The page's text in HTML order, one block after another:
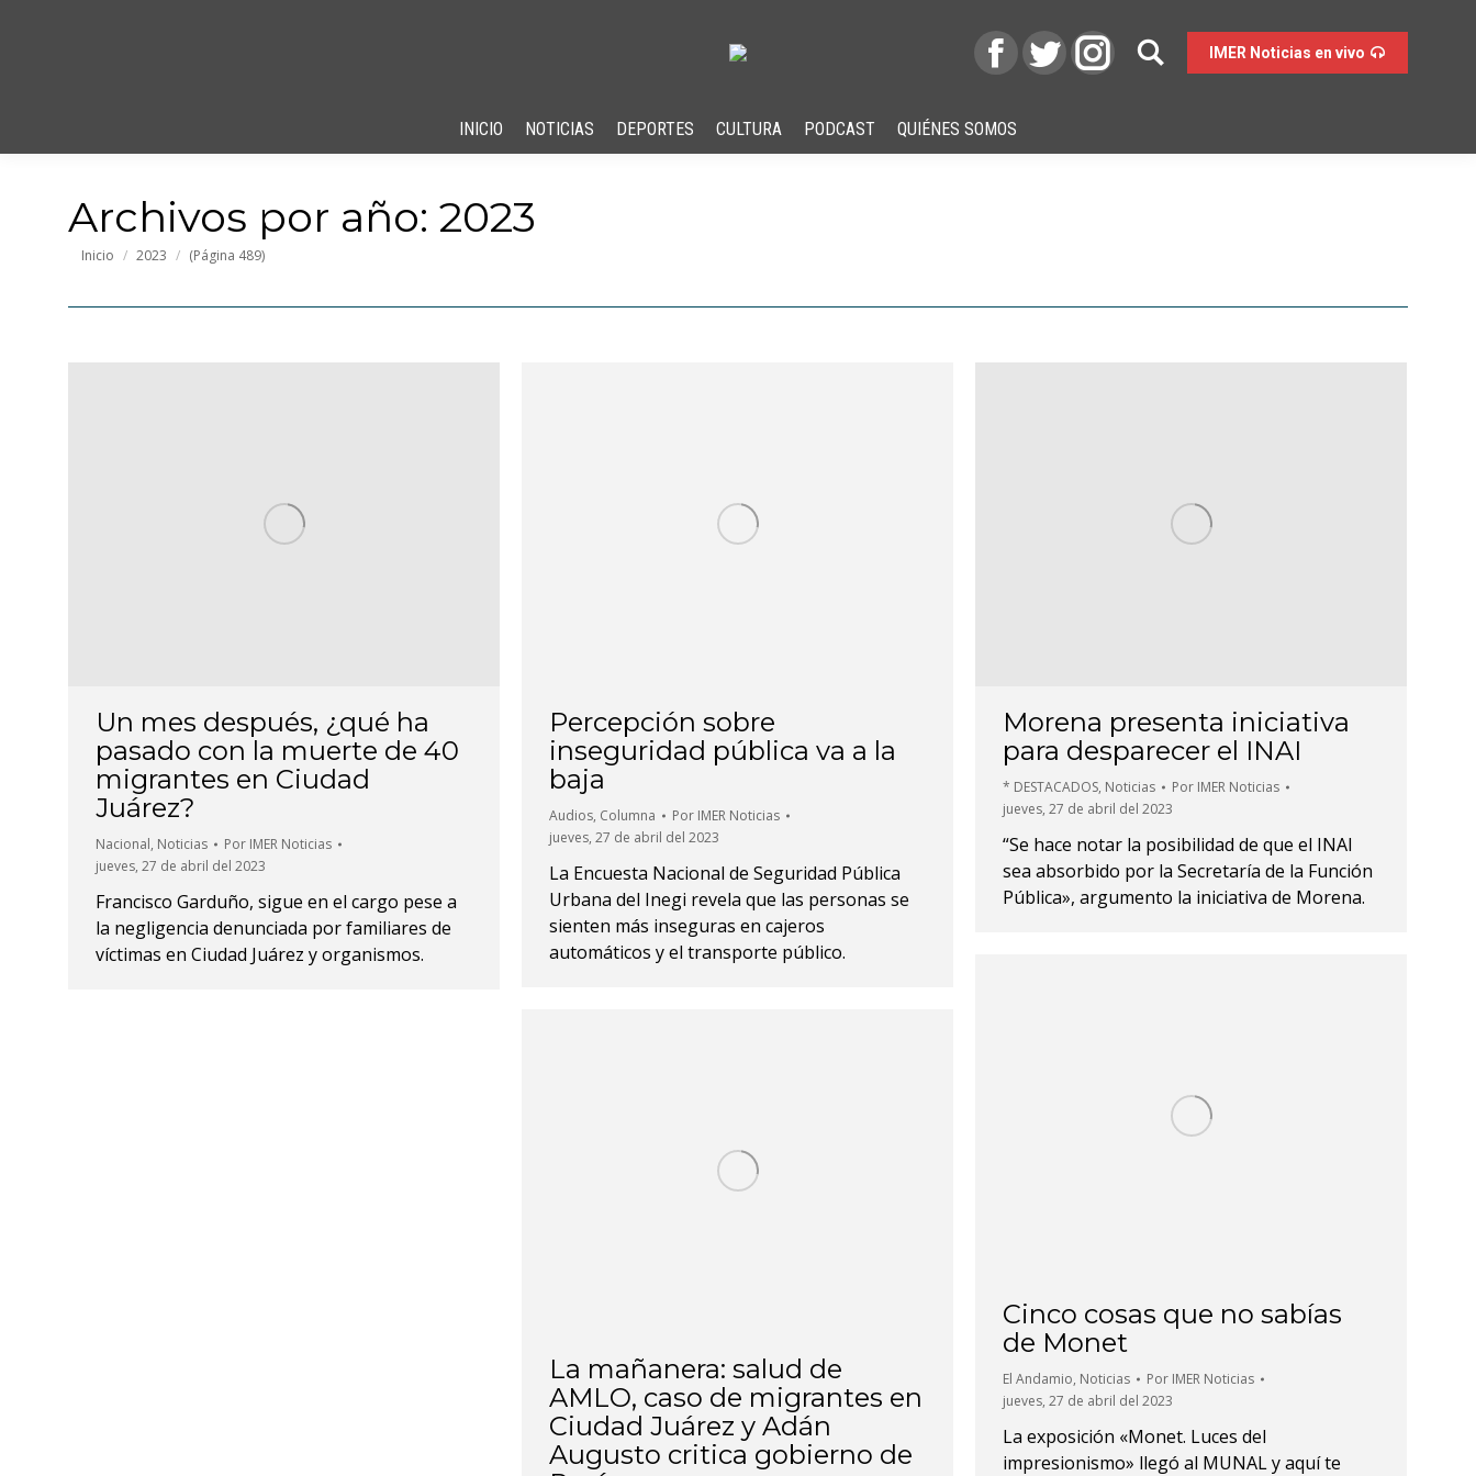
IMER Noticias en vivo
INICIO NOTICIAS DEPORTES CULTURA PODCAST QUIÉNES SOMOS
Archivos por año: 2023
Estás aquí:
Inicio 2023 (Página 489)
Un mes después, ¿qué ha
pasado con la muerte de 40
migrantes en Ciudad
Juárez?
Nacional, Noticias Por IMER Noticias
jueves, 27 de abril del 2023
Francisco Garduño, sigue en el cargo pese a
la negligencia denunciada por familiares de
víctimas en Ciudad Juárez y organismos.
Percepción sobre
inseguridad pública va a la
baja
Audios, Columna Por IMER Noticias
jueves, 27 de abril del 2023
La Encuesta Nacional de Seguridad Pública
Urbana del Inegi revela que las personas se
sienten más inseguras en cajeros
automáticos y el transporte público.
Morena presenta iniciativa
para desparecer el INAI
* DESTACADOS, Noticias Por IMER Noticias
jueves, 27 de abril del 2023
“Se hace notar la posibilidad de que el INAI
sea absorbido por la Secretaría de la Función
Pública», argumento la iniciativa de Morena.
Cinco cosas que no sabías
de Monet
El Andamio, Noticias Por IMER Noticias
jueves, 27 de abril del 2023
La exposición «Monet. Luces del
impresionismo» llegó al MUNAL y aquí te
La mañanera: salud de
AMLO, caso de migrantes en
Ciudad Juárez y Adán
Augusto critica gobierno de